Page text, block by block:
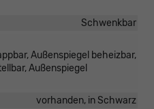
Schwenkbar
Außenspiegel beheizbar,
Außenspiegel
vorhanden, in Schwarz